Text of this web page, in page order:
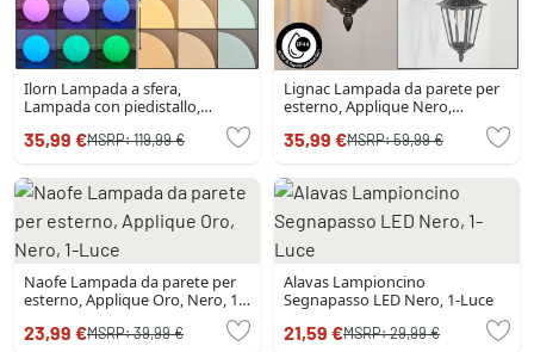
Ilorn Lampada a sfera,
Lampada con piedistallo,
Illuminazione viale LED Bianco,
1-Luce, Telecomando
35,99 €MSRP:119,99 €
Lignac Lampada da parete per
esterno, Applique Nero,
35,99 €MSRP:59,99 €
Naofe Lampada da parete per
esterno, Applique Oro, Nero, 1-
23,99 €MSRP:39,99 €
Alavas Lampioncino
Segnapasso LED Nero, 1-Luce
21,59 €MSRP:29,99 €